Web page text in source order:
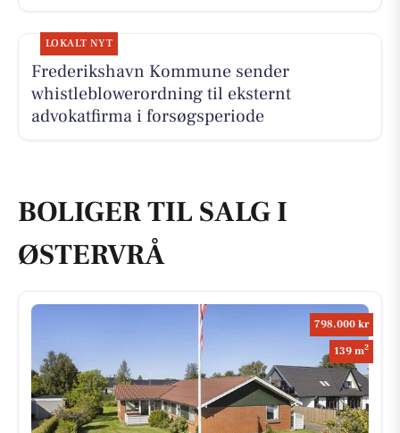
LOKALT NYT
Frederikshavn Kommune sender
whistleblowerordning til eksternt
advokatfirma i forsøgsperiode
BOLIGER TIL SALG I
ØSTERVRÅ
798.000 kr
139 m2